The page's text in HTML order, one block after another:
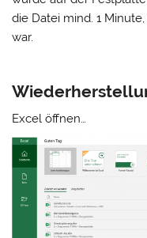
die Datei mind. 1
war.
Excel öffnen…